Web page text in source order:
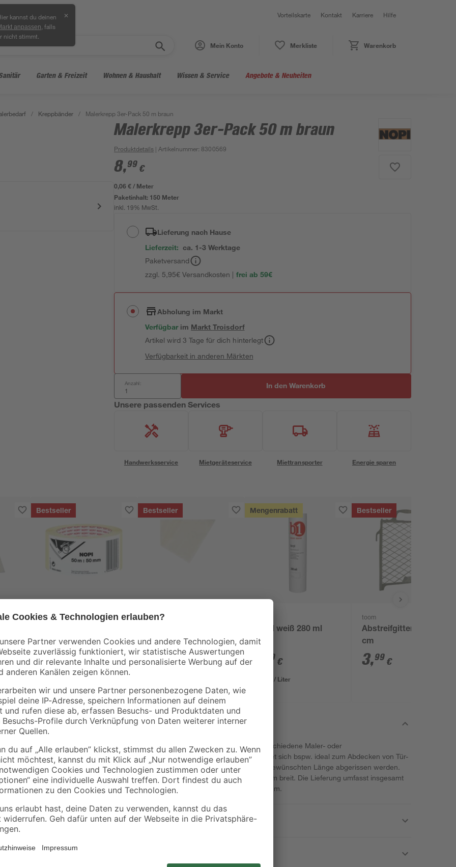
kannst du deinen
anpassen , falls
nicht stimmt.
✕ Vorteilskarte Kontakt Karriere Hilfe
Mein Konto Merkliste Warenkorb
Garten & Freizeit Wohnen & Haushalt Wissen & Service Angebote & Neuheiten
/ Kreppbänder / Malerkrepp 3er-Pack 50 m braun
Malerkrepp 3er-Pack 50 m braun
Produktdetails | Artikelnummer: 8300569
8,99 €
0,06 € / Meter
Paketinhalt: 150 Meter
inkl. 19% MwSt.
Lieferung nach Hause
Lieferzeit: ca. 1-3 Werktage
Paketversand
zzgl. 5,95€ Versandkosten | frei ab 59€
Abholung im Markt
Verfügbar im MarktTroisdorf
Artikel wird 3 Tage für dich hinterlegt
Verfügbarkeit in anderen Märkten
Anzahl: In den Warenkorb
Unsere passenden Services
Handwerksservice Mietgeräteservice Miettransporter Energie sparen
Bestseller
Nopi
beige
8,69€
Bestseller
toom
Polyethylen 30 g/m²
transparent 4 x 5 m
0,25€/ m²
Mengenrabatt
Acryl weiß 280 ml
99 €
7,11 € / Liter
Bestseller
toom
Abstreifgitter 27 x 29
cm
3,99 €
Verwenden Sie das Malerband von Nopi für verschiedene Maler- oder
Renovierungsarbeiten im Innenbereich. Es eignet sich bspw. ideal zum Abdecken von Tür-
oder Fensterrahmen und kann einfach auf der gewünschten Länge abgerissen werden.
Das Malerband klebt einseitig und ist etwa 25 mm breit. Die Lieferung umfasst insgesamt
drei Rollen Malerband mit einer Länge von je 50 m.